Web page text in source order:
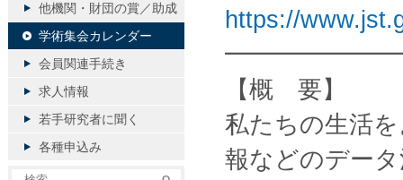
https://
【概 要】
私たちの生活
報などのデー
他機関・財団の賞／助成
学術集会カレンダー
会員関連手続き
求人情報
若手研究者に聞く
各種申込み